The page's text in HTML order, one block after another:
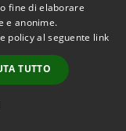
fine di elaborare
e anonime.
policy al seguente link
TUTTO